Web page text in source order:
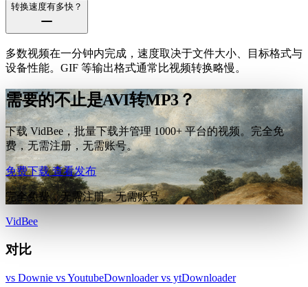
转换速度有多快？
多数视频在一分钟内完成，速度取决于文件大小、目标格式与
设备性能。GIF 等输出格式通常比视频转换略慢。
需要的不止是AVI转MP3？
下载 VidBee，批量下载并管理 1000+ 平台的视频。完全免
费，无需注册，无需账号。
免费下载查看发布
完全免费，无需注册，无需账号。
VidBee
对比
vs Downie vs YoutubeDownloadervs ytDownloader